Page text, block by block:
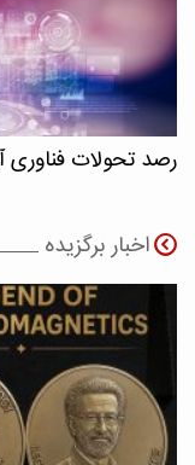
رصد تحولات فناوری
اخبار برگزیده